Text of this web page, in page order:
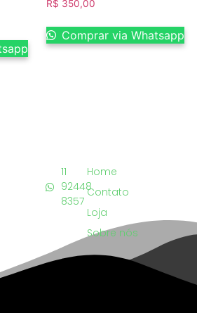
R$ 350,00
Comprar via Whatsapp
Home
Contato
Loja
Sobre nós
11
92448
8357